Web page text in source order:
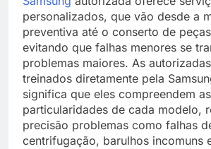
personalizados, que vão desde a
preventiva até o conserto de
evitando que falhas menores se
problemas maiores. As
treinados diretamente pela
significa que eles compreendem as
particularidades de cada modelo,
precisão problemas como falhas
centrifugação, barulhos incomuns